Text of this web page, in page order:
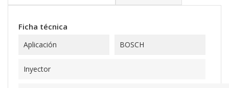
Ficha técnica
Aplicación BOSCH
Inyector